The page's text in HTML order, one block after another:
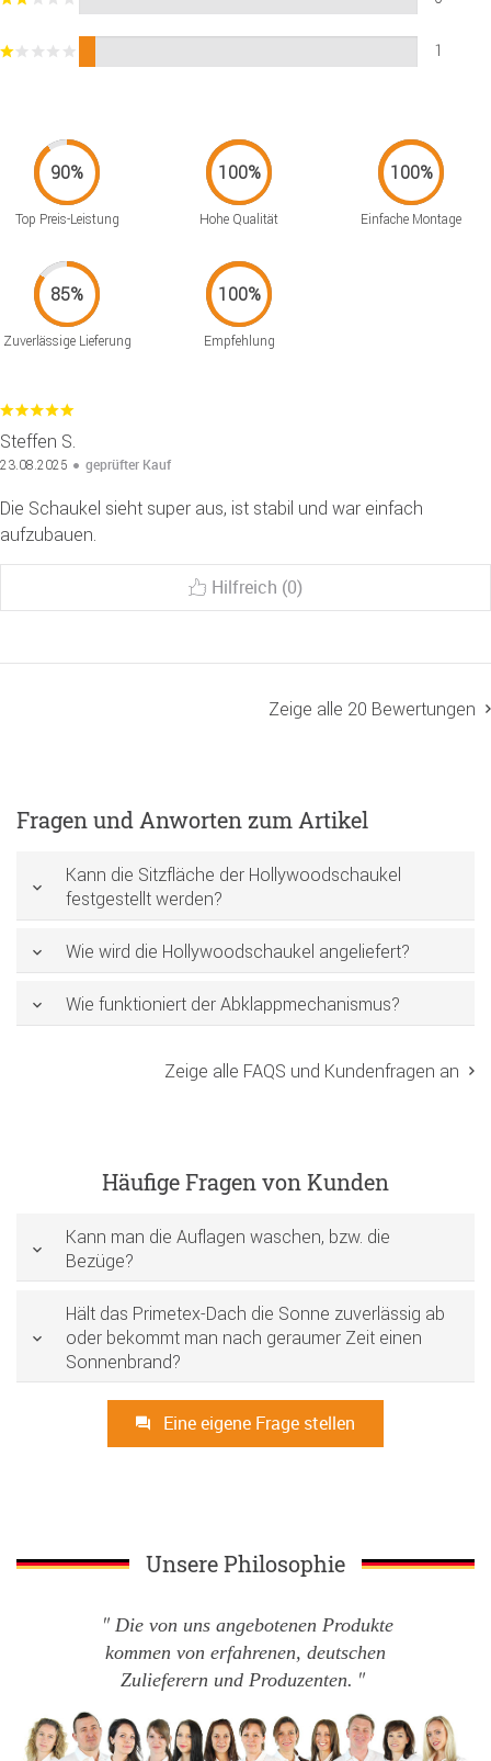
1
Top Preis-Leistung Hohe Qualität Einfache Montage
Zuverlässige Lieferung Empfehlung
Steffen S.
23.08.2025 geprüfter Kauf
Die Schaukel sieht super aus, ist stabil und war einfach
aufzubauen.
Hilfreich (0)
Zeige alle 20 Bewertungen
Fragen und Anworten zum Artikel
Kann die Sitzfläche der Hollywoodschaukel
festgestellt werden?
Wie wird die Hollywoodschaukel angeliefert?
Wie funktioniert der Abklappmechanismus?
Zeige alle FAQS und Kundenfragen an
Häufige Fragen von Kunden
Kann man die Auflagen waschen, bzw. die
Bezüge?
Hält das Primetex-Dach die Sonne zuverlässig ab
oder bekommt man nach geraumer Zeit einen
Sonnenbrand?
Eine eigene Frage stellen
Unsere Philosophie
Die von uns angebotenen Produkte
kommen von erfahrenen, deutschen
Zulieferern und Produzenten.